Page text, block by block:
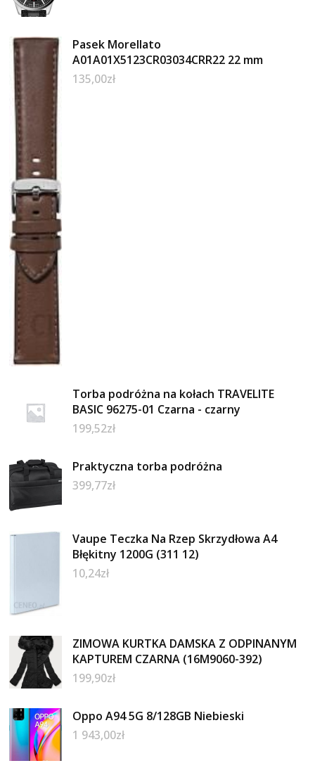
Pasek Morellato
A01A01X5123CR03034CRR22 22 mm
135,00zł
Torba podróżna na kołach TRAVELITE
BASIC 96275-01 Czarna - czarny
199,52zł
Praktyczna torba podróżna
399,77zł
Vaupe Teczka Na Rzep Skrzydłowa A4
Błękitny 1200G (311 12)
10,24zł
ZIMOWA KURTKA DAMSKA Z ODPINANYM
KAPTUREM CZARNA (16M9060-392)
199,90zł
Oppo A94 5G 8/128GB Niebieski
1 943,00zł